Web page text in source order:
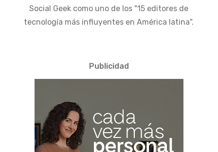
Social Geek como uno de los "15 editores de
tecnología más influyentes en América latina".
Publicidad